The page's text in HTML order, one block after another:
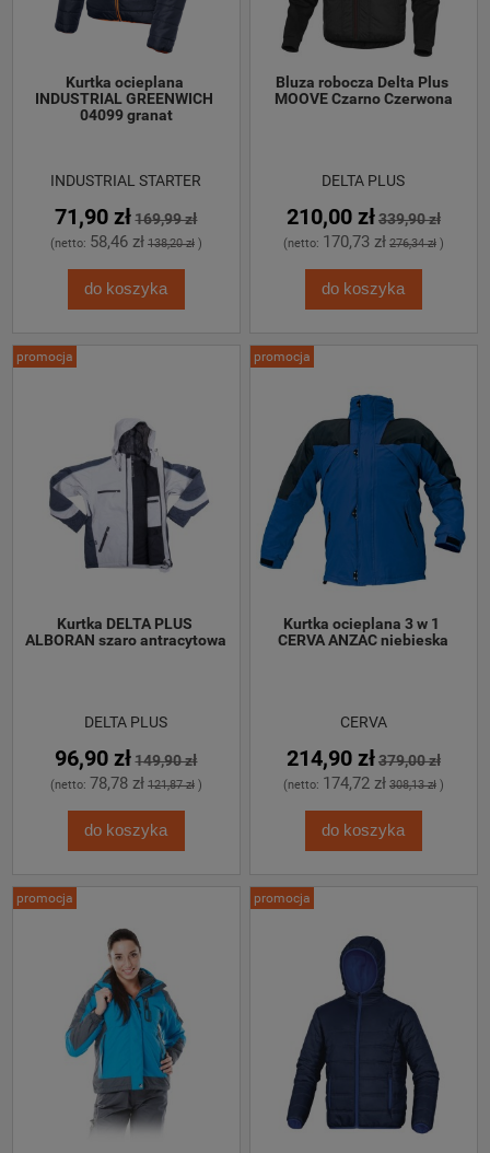
Kurtka ocieplana
INDUSTRIAL GREENWICH
04099 granat
INDUSTRIAL STARTER
71,90 zł 169,99 zł
(netto: 58,46 zł 138,20 zł)
do koszyka
Bluza robocza Delta Plus
MOOVE Czarno Czerwona
DELTA PLUS
210,00 zł339,90 zł
(netto: 170,73 zł 276,34 zł)
do koszyka
Kurtka DELTA PLUS
ALBORAN szaro antracytowa
DELTA PLUS
96,90 zł 149,90 zł
(netto: 78,78 zł 121,87 zł)
do koszyka
promocja
Kurtka ocieplana 3 w 1
CERVA ANZAC niebieska
CERVA
214,90 zł379,00 zł
(netto: 174,72 zł 308,13 zł)
do koszyka
promocja
promocja promocja